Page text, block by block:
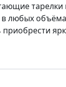
тарелки
любых
приобрести